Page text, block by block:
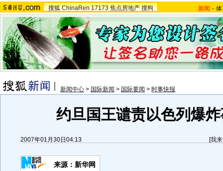
搜狐 ChinaRen 17173 焦点房地产 搜狗 新闻 -
新闻中心 > 国际新闻 > 国际要闻 > 时事快报
约旦国王谴责以色列爆
2007年01月30日04:13 [我
来源：新华网